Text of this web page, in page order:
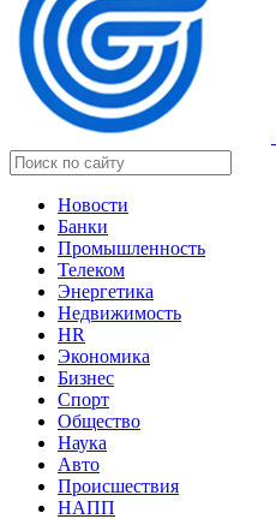
Новости
Банки
Промышленность
Телеком
Энергетика
Недвижимость
HR
Экономика
Бизнес
Спорт
Общество
Наука
Авто
Происшествия
НАПП